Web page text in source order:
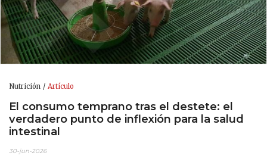
Nutrición Artículo
El consumo temprano tras el destete: el
verdadero punto de inflexión para la salud
intestinal
30-jun-2026